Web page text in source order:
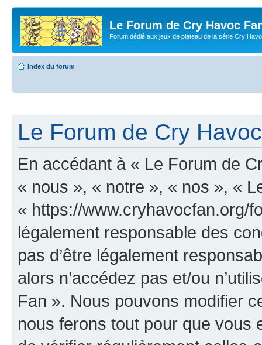
Le Forum de Cry Havoc
Forum dédié aux jeux de plateau de la série Cry
Index du forum
Le Forum de Cry
En accédant à « Le Forum de
« nous », « notre », « nos », «
« https://www.cryhavocfan.org/
légalement responsable des
pas d’être légalement
alors n’accédez pas et/ou
Fan ». Nous pouvons modifier
nous ferons tout pour que vous